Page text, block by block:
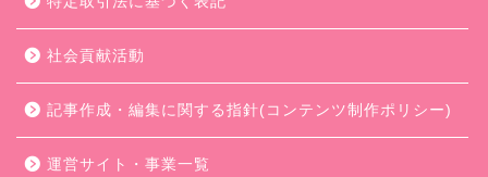
社会貢献活動
記事作成・編集に関する指針(コンテンツ制作ポリシー)
運営サイト・事業一覧